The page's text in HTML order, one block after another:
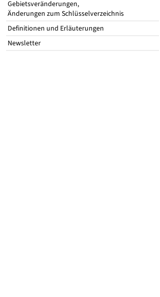
Gebietsveränderungen,
Änderungen zum Schlüsselverzeichnis
Definitionen und Erläuterungen
Newsletter